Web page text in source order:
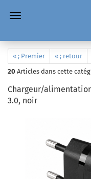
« ; Premier « ; retour
20 Articles dans cette
Chargeur/alimentation
3.0, noir